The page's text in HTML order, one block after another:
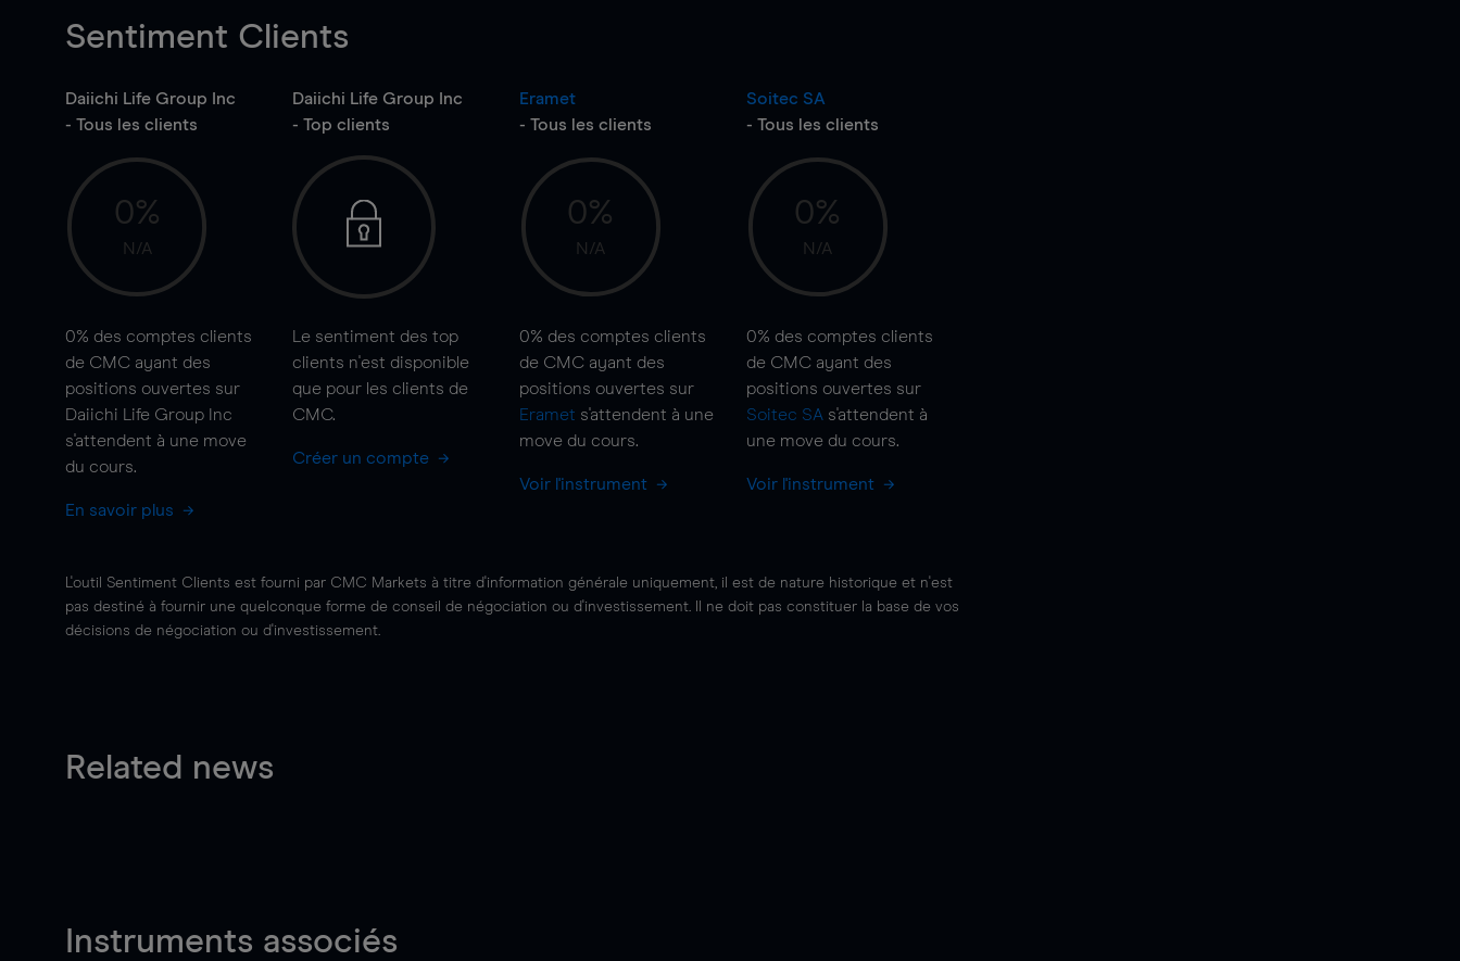
Sentiment Clients
Daiichi Life Group Inc
- Tous les clients
0%
N/A
0% des comptes clients
de CMC ayant des
positions ouvertes sur
Daiichi Life Group Inc
s'attendent à une move
du cours.
En savoir plus
Daiichi Life Group Inc
- Top clients
Le sentiment des top
clients n'est disponible
que pour les clients de
CMC.
Créer un compte
Eramet
- Tous les clients
0%
N/A
0% des comptes clients
de CMC ayant des
positions ouvertes sur
Eramet s'attendent à une
move du cours.
Voir l'instrument
Soitec SA
- Tous les clients
0%
N/A
0% des comptes clients
de CMC ayant des
positions ouvertes sur
Soitec SA s'attendent à
une move du cours.
Voir l'instrument
L'outil Sentiment Clients est fourni par CMC Markets à titre d'information générale uniquement, il est de nature historique et n'est
pas destiné à fournir une quelconque forme de conseil de négociation ou d'investissement. Il ne doit pas constituer la base de vos
décisions de négociation ou d'investissement.
Related news
Instruments associés